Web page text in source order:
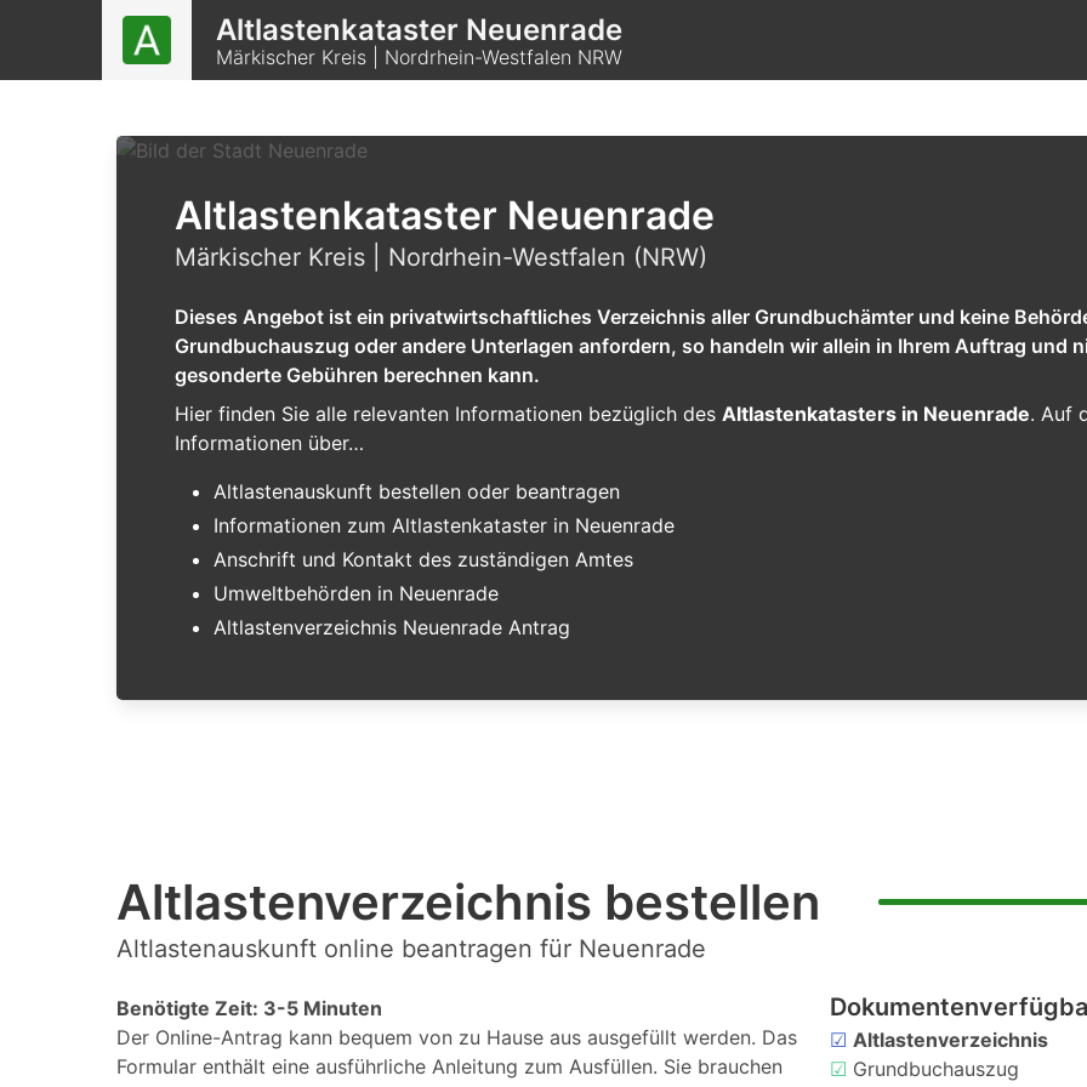
Altlastenkataster Neuenrade
Märkischer Kreis | Nordrhein-Westfalen NRW
Altlastenkataster Neuenrade
Märkischer Kreis | Nordrhein-Westfalen (NRW)
Dieses Angebot ist ein privatwirtschaftliches Verzeichnis aller Grundbuchämter und keine
Grundbuchauszug oder andere Unterlagen anfordern, so handeln wir allein in Ihrem Auftrag und
gesonderte Gebühren berechnen kann.
Hier finden Sie alle relevanten Informationen bezüglich des Altlastenkatasters in Neuenrade. Auf
Informationen über…
Altlastenauskunft bestellen oder beantragen
Informationen zum Altlastenkataster in Neuenrade
Anschrift und Kontakt des zuständigen Amtes
Umweltbehörden in Neuenrade
Altlastenverzeichnis Neuenrade Antrag
Altlastenverzeichnis bestellen
Altlastenauskunft online beantragen für Neuenrade
Benötigte Zeit: 3-5 Minuten
Der Online-Antrag kann bequem von zu Hause aus ausgefüllt werden. Das
Formular enthält eine ausführliche Anleitung zum Ausfüllen. Sie brauchen
☑ Altlastenverzeichnis
☑ Grundbuchauszug